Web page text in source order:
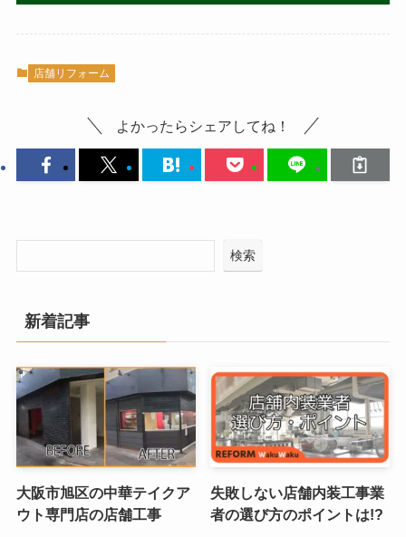
店舗リフォーム
よかったらシェアしてね！
検索
新着記事
大阪市旭区の中華テイクア
ウト専門店の店舗工事
失敗しない店舗内装工事業
者の選び方のポイントは!?